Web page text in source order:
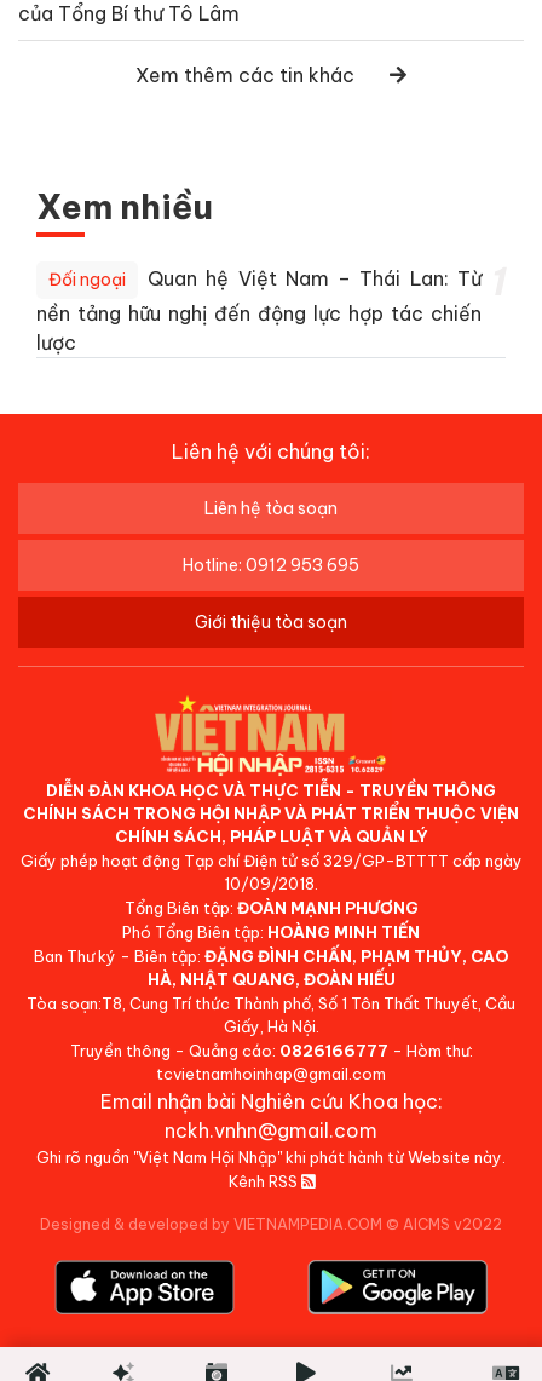
của Tổng Bí thư Tô Lâm
Xem thêm các tin khác
Xem nhiều
Đối ngoại
Quan hệ Việt Nam – Thái Lan: Từ
nền tảng hữu nghị đến động lực hợp tác chiến
lược
Liên hệ với chúng tôi:
Liên hệ tòa soạn
Hotline: 0912 953 695
Giới thiệu tòa soạn
DIỄN ĐÀN KHOA HỌC VÀ THỰC TIỄN - TRUYỀN THÔNG
CHÍNH SÁCH TRONG HỘI NHẬP VÀ PHÁT TRIỂN THUỘC VIỆN
CHÍNH SÁCH, PHÁP LUẬT VÀ QUẢN LÝ
Giấy phép hoạt động Tạp chí Điện tử số 329/GP-BTTTT cấp ngày
10/09/2018.
Tổng Biên tập: ĐOÀN MẠNH PHƯƠNG
Phó Tổng Biên tập: HOÀNG MINH TIẾN
Ban Thư ký - Biên tập: ĐẶNG ĐÌNH CHẤN, PHẠM THỦY, CAO
HÀ, NHẬT QUANG, ĐOÀN HIẾU
Tòa soạn:T8, Cung Trí thức Thành phố, Số 1 Tôn Thất Thuyết, Cầu
Giấy, Hà Nội.
Truyền thông - Quảng cáo: 0826166777 - Hòm thư:
tcvietnamhoinhap@gmail.com
Email nhận bài Nghiên cứu Khoa học:
nckh.vnhn@gmail.com
Ghi rõ nguồn "Việt Nam Hội Nhập" khi phát hành từ Website này.
Kênh RSS
Designed & developed by VIETNAMPEDIA.COM © AICMS v2022